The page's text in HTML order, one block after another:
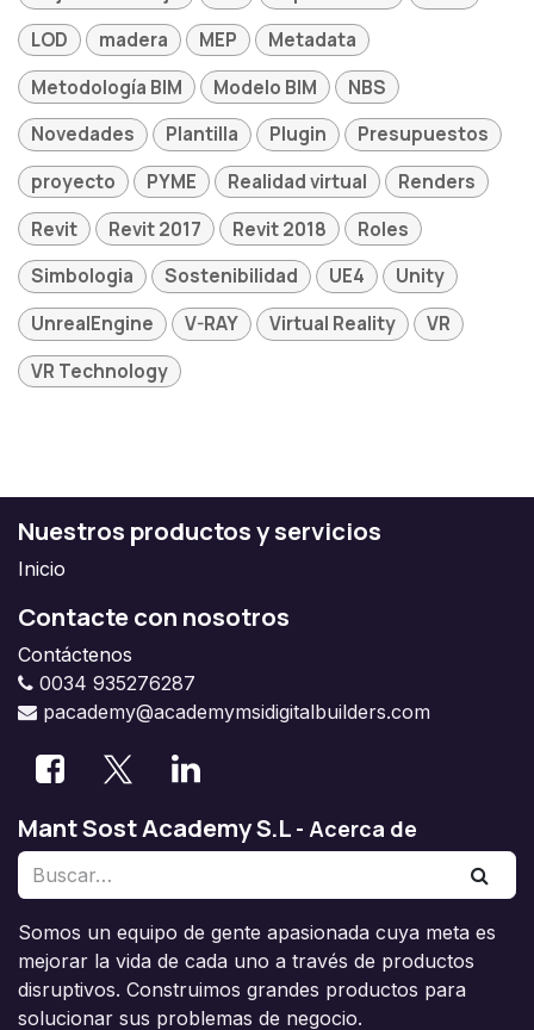
LOD
madera MEP
Metadata
Metodología BIM
Modelo BIM
NBS
Novedades
Plantilla Plugin
Presupuestos
proyecto
PYME Realidad virtual
Renders
Revit
Revit 2017 Revit 2018
Roles
Simbologia
Sostenibilidad UE4
Unity
UnrealEngine
V-RAY Virtual Reality
VR
VR Technology
Nuestros productos y servicios
Inicio
Contacte con nosotros
Contáctenos
0034 935276287
pacademy@academymsidigitalbuilders.com
Mant Sost Academy S.L - Acerca de
Somos un equipo de gente apasionada cuya meta es
mejorar la vida de cada uno a través de productos
disruptivos. Construimos grandes productos para
solucionar sus problemas de negocio.